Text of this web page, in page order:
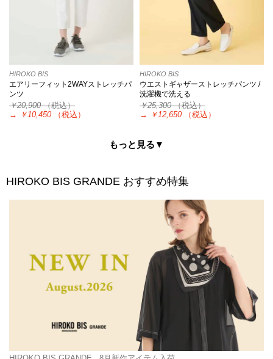
HIROKO BIS
エアリーフィット2WAYストレッチパ
ンツ
￥20,900（税込）
→
￥10,450 （税込）
HIROKO BIS
ウエストギャザーストレッチパンツ /
洗濯機で洗える
￥25,300（税込）
→
￥12,650 （税込）
もっと見る▼
HIROKO BIS GRANDE おすすめ特集